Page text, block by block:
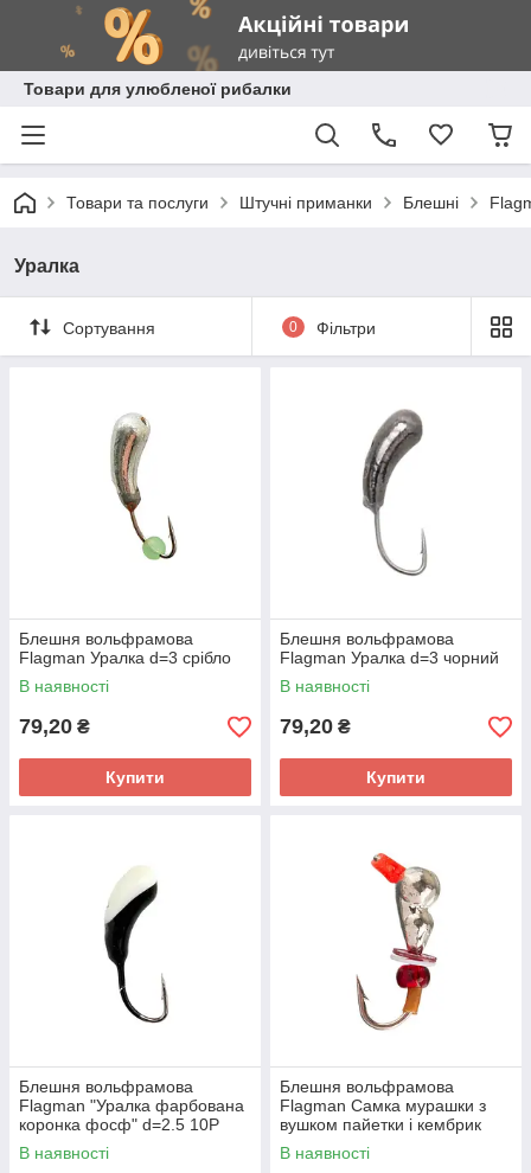
Товари для улюбленої рибалки
Товари та послуги Штучні приманки Блешні
Уралка
Сортування 0 Фільтри
Блешня вольфрамова
Flagman Уралка d=3 срібло
В наявності
79,20 ₴
Купити
Блешня вольфрамова
Flagman Уралка d=3 чорний
В наявності
79,20 ₴
Купити
Блешня вольфрамова
Flagman "Уралка фарбована
коронка фосф" d=2.5 10P
В наявності
Блешня вольфрамова
Flagman Самка мурашки з
вушком пайетки і кембрик
d=3 срібло
В наявності